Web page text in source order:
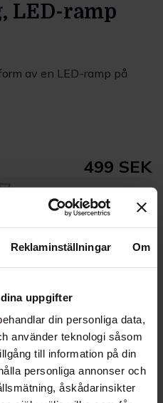
Reklaminställningar Om
uppgifter
din personliga data,
använder teknologi såsom
till information på din
personliga annonser och
åskådarinsikter
LED-ramp
av en LED-ramp på
499 SEK
till
Eget lager allt i